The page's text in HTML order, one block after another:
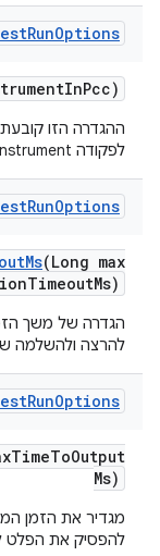
RunOptions
InPcc)
לפקודה am instrument שמשמשת בצד המארח.
RunOptions
Ms(Long max
TimeoutMs)
הגדרה של משך
להרצה ולהשלמה
RunOptions
TimeToOutput
Ms)
מגדיר את הזמן
להפסיק את הפלט